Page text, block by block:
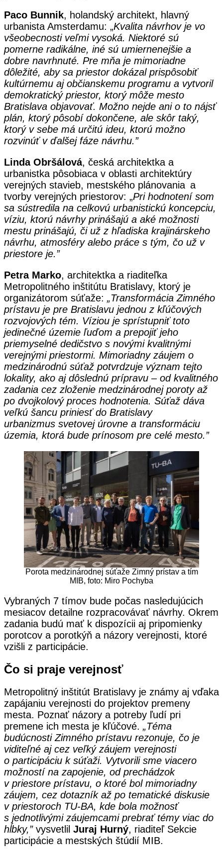
Paco Bunnik, holandský architekt, hlavný
urbanista Amsterdamu: „Kvalita návrhov je vo
všeobecnosti veľmi vysoká. Niektoré sú
pomerne radikálne, iné sú umiernenejšie a
dobre navrhnuté. Pre mňa je mimoriadne
dôležité, aby sa priestor dokázal prispôsobiť
kultúrnemu aj občianskemu programu a vytvoril
demokratický priestor, ktorý môže mesto
Bratislava objavovať. Možno nejde ani o to nájsť
plán, ktorý pôsobí dokončene, ale skôr taký,
ktorý v sebe má určitú ideu, ktorú možno
rozvinúť v ďalšej fáze návrhu.”
Linda Obršálová, česká architektka a
urbanistka pôsobiaca v oblasti architektúry
verejných stavieb, mestského plánovania a
tvorby verejných priestorov: „Pri hodnotení som
sa sústredila na celkovú urbanistickú koncepciu,
víziu, ktorú návrhy prinášajú a aké možnosti
mestu prinášajú, či už z hľadiska krajinárskeho
návrhu, atmosféry alebo práce s tým, čo už v
priestore je.”
Petra Marko, architektka a riaditeľka
Metropolitného inštitútu Bratislavy, ktorý je
organizátorom súťaže: „Transformácia Zimného
prístavu je pre Bratislavu jednou z kľúčových
rozvojových tém. Víziou je sprístupniť toto
jedinečné územie ľuďom a prepojiť jeho
priemyselné dedičstvo s novými kvalitnými
verejnými priestormi. Mimoriadny záujem o
medzinárodnú súťaž potvrdzuje význam tejto
lokality, ako aj dôslednú prípravu – od kvalitného
zadania cez zloženie medzinárodnej poroty až
po dvojkolový proces hodnotenia. Súťaž dáva
veľkú šancu priniesť do Bratislavy
urbanizmus svetovej úrovne a transformáciu
územia, ktorá bude prínosom pre celé mesto.”
Porota medzinárodnej súťaže Zimný prístav a tím
MIB, foto: Miro Pochyba
Vybraných 7 tímov bude počas nasledujúcich
mesiacov detailne rozpracovávať návrhy. Okrem
zadania budú mať k dispozícii aj pripomienky
porotcov a porotkýň a názory verejnosti, ktoré
vzišli z participácie.
Čo si praje verejnosť
Metropolitný inštitút Bratislavy je známy aj vďaka
zapájaniu verejnosti do projektov premeny
mesta. Poznať názory a potreby ľudí pri
premene ich mesta je kľúčové. „Téma
budúcnosti Zimného prístavu rezonuje, čo je
viditeľné aj cez veľký záujem verejnosti
o participáciu k súťaži. Vytvorili sme viacero
možností na zapojenie, od prechádzok
v priestore prístavu, o ktoré bol mimoriadny
záujem, cez dotazník až po tematické diskusie
v priestoroch TU-BA, kde bola možnosť
s jednotlivými záujemcami prebrať témy viac do
hĺbky,” vysvetlil Juraj Hurný, riaditeľ Sekcie
participácie a mestských štúdií MIB.